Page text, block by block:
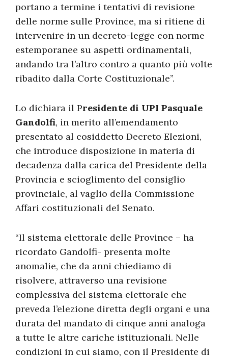
portano a termine i tentativi di revisione
delle norme sulle Province, ma si ritiene di
intervenire in un decreto-legge con norme
estemporanee su aspetti ordinamentali,
andando tra l’altro contro a quanto più volte
ribadito dalla Corte Costituzionale”.
Lo dichiara il Presidente di UPI Pasquale
Gandolfi, in merito all’emendamento
presentato al cosiddetto Decreto Elezioni,
che introduce disposizione in materia di
decadenza dalla carica del Presidente della
Provincia e scioglimento del consiglio
provinciale, al vaglio della Commissione
Affari costituzionali del Senato.
“Il sistema elettorale delle Province – ha
ricordato Gandolfi- presenta molte
anomalie, che da anni chiediamo di
risolvere, attraverso una revisione
complessiva del sistema elettorale che
preveda l’elezione diretta degli organi e una
durata del mandato di cinque anni analoga
a tutte le altre cariche istituzionali. Nelle
condizioni in cui siamo, con il Presidente di